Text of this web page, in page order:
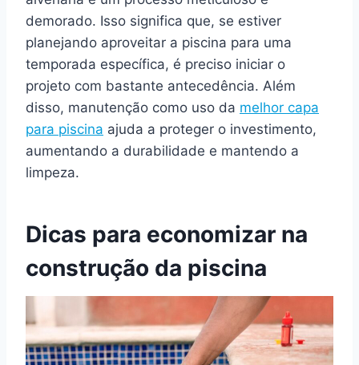
demorado. Isso significa que, se estiver
planejando aproveitar a piscina para uma
temporada específica, é preciso iniciar o
projeto com bastante antecedência. Além
disso, manutenção como uso da melhor capa
para piscina ajuda a proteger o investimento,
aumentando a durabilidade e mantendo a
limpeza.
Dicas para economizar na
construção da piscina